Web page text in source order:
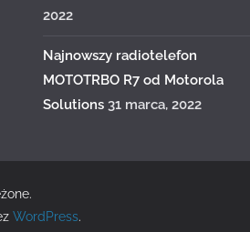
2022
Najnowszy radiotelefon
MOTOTRBO R7 od Motorola
Solutions 31 marca, 2022
WordPress.